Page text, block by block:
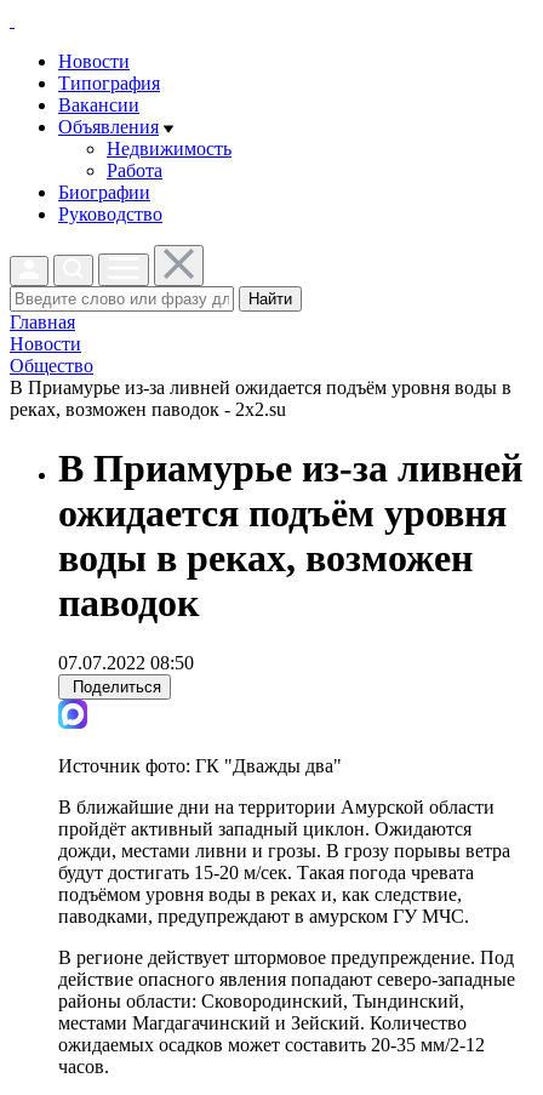
Новости
Типография
Вакансии
Объявления
Недвижимость
Работа
Биографии
Руководство
Найти
Главная
Новости
Общество
В Приамурье из-за ливней ожидается подъём уровня воды в
реках, возможен паводок - 2x2.su
В Приамурье из-за ливней
ожидается подъём уровня
воды в реках, возможен
паводок
07.07.2022 08:50
Поделиться
Источник фото: ГК "Дважды два"
В ближайшие дни на территории Амурской области
пройдёт активный западный циклон. Ожидаются
дожди, местами ливни и грозы. В грозу порывы ветра
будут достигать 15-20 м/сек. Такая погода чревата
подъёмом уровня воды в реках и, как следствие,
паводками, предупреждают в амурском ГУ МЧС.
В регионе действует штормовое предупреждение. Под
действие опасного явления попадают северо-западные
районы области: Сковородинский, Тындинский,
местами Магдагачинский и Зейский. Количество
ожидаемых осадков может составить 20-35 мм/2-12
часов.